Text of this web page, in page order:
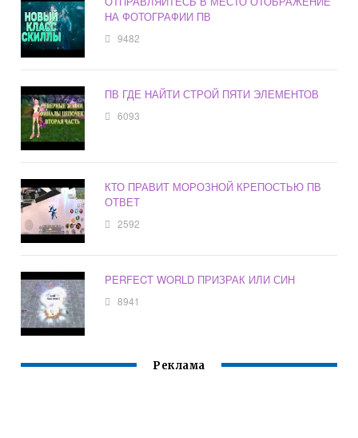
НА ФОТОГРАФИИ ПВ
9482
ПВ ГДЕ НАЙТИ СТРОЙ ПЯТИ ЭЛЕМЕНТОВ
6093
КТО ПРАВИТ МОРОЗНОЙ КРЕПОСТЬЮ ПВ
ОТВЕТ
2592
PERFECT WORLD ПРИЗРАК ИЛИ СИН
8941
Реклама